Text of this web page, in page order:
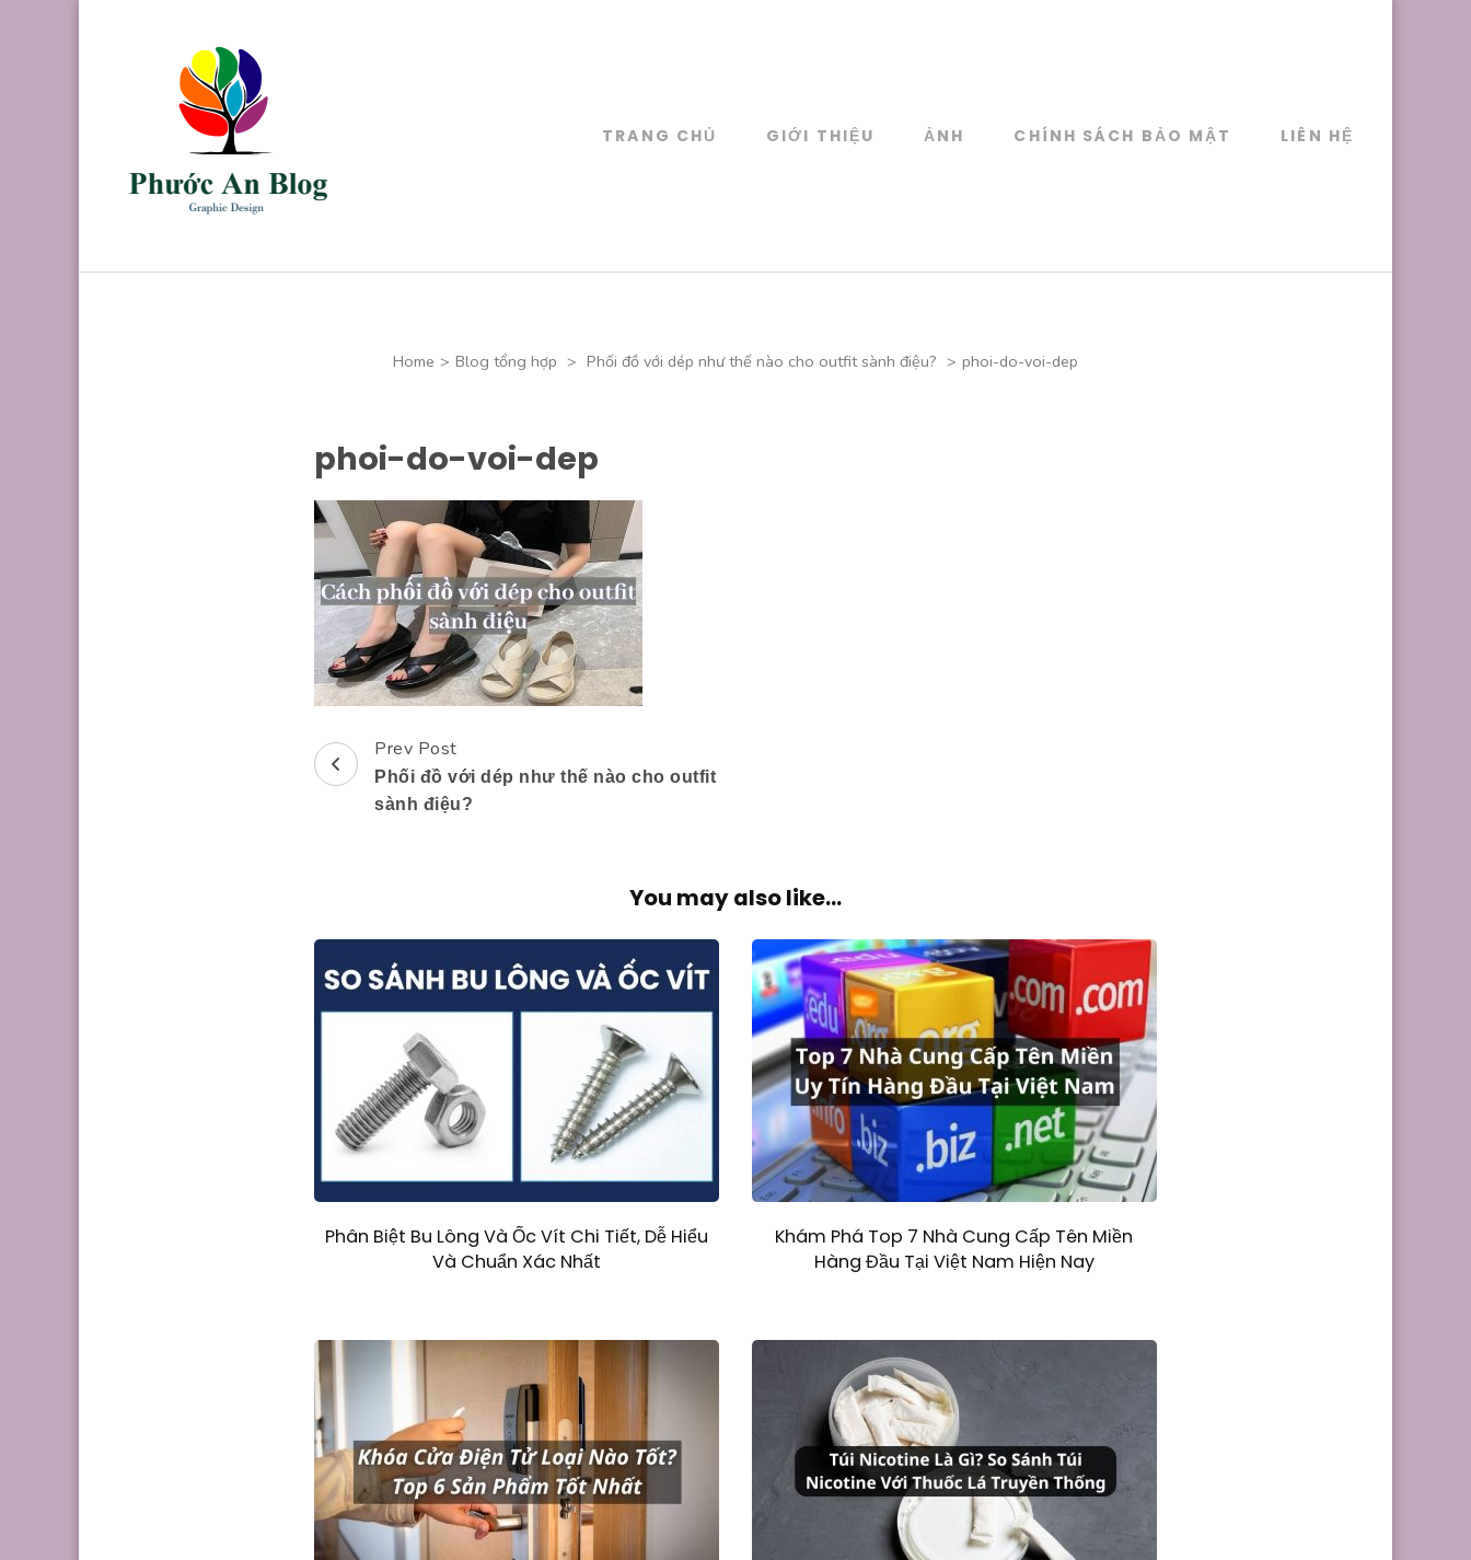
TRANG CHỦ GIỚI THIỆU ẢNH CHÍNH SÁCH BẢO MẬT LIÊN HỆ
Home > Blog tổng hợp > Phối đồ với dép như thế nào cho outfit sành điệu? > phoi-do-voi-dep
phoi-do-voi-dep
Post
Navigation
Prev Post
Phối đồ với dép như thế nào cho outfit
sành điệu?
You may also like...
Phân Biệt Bu Lông Và Ốc Vít Chi Tiết, Dễ Hiểu
Và Chuẩn Xác Nhất
Khám Phá Top 7 Nhà Cung Cấp Tên Miền
Hàng Đầu Tại Việt Nam Hiện Nay